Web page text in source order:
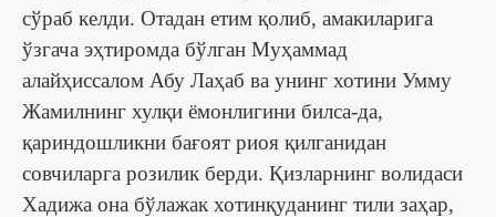
сўраб келди. Отадан етим қолиб, амакиларига
ўзгача эҳтиромда бўлган Муҳаммад
алайҳиссалом Абу Лаҳаб ва унинг хотини Умму
Жамилнинг хулқи ёмонлигини билса-да,
қариндошликни бағоят риоя қилганидан
совчиларга розилик берди. Қизларнинг волидаси
Хадижа она бўлажак хотинқуданинг тили заҳар,